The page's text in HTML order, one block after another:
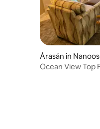
Árasán in
Ocean View Top